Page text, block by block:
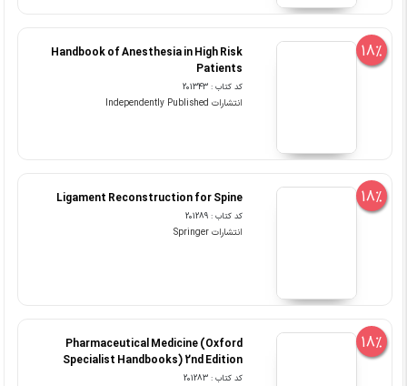
18%
Handbook of Anesthesia in High Risk
Patients
کد کتاب : 201343
انتشارات Independently Published
18%
Ligament Reconstruction for Spine
کد کتاب : 201289
انتشارات Springer
18%
Pharmaceutical Medicine (Oxford
Specialist Handbooks) 2nd Edition
کد کتاب : 201283